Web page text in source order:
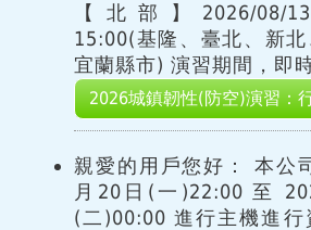
【北部】2026/08/
15:00(基隆、臺北、新北
宜蘭縣市) 演習期間，即
2026城鎮韌性(防空)演習：
親愛的用戶您好： 本公
月20日(一)22:00 至
(二)00:00 進行主機進行